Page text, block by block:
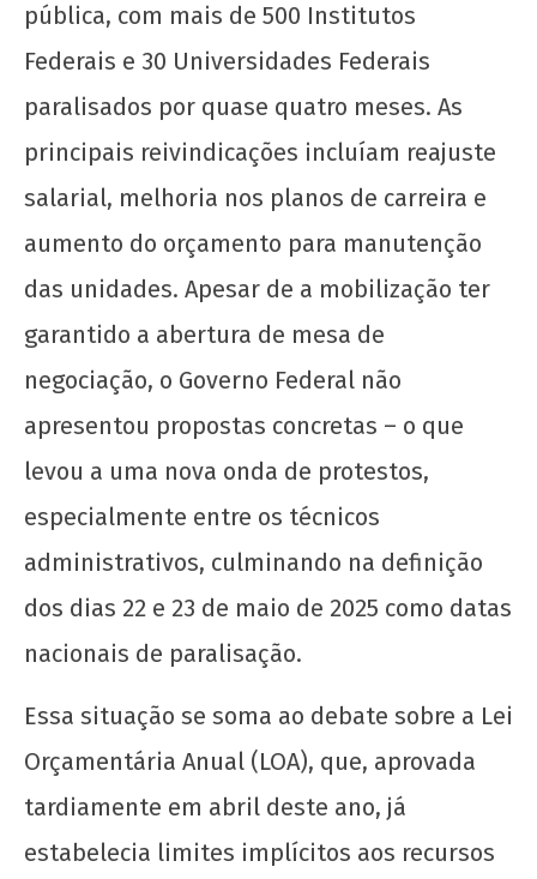
pública, com mais de 500 Institutos
Federais e 30 Universidades Federais
paralisados por quase quatro meses. As
principais reivindicações incluíam reajuste
salarial, melhoria nos planos de carreira e
aumento do orçamento para manutenção
das unidades. Apesar de a mobilização ter
garantido a abertura de mesa de
negociação, o Governo Federal não
apresentou propostas concretas – o que
levou a uma nova onda de protestos,
especialmente entre os técnicos
administrativos, culminando na definição
dos dias 22 e 23 de maio de 2025 como datas
nacionais de paralisação.
Essa situação se soma ao debate sobre a Lei
Orçamentária Anual (LOA), que, aprovada
tardiamente em abril deste ano, já
estabelecia limites implícitos aos recursos